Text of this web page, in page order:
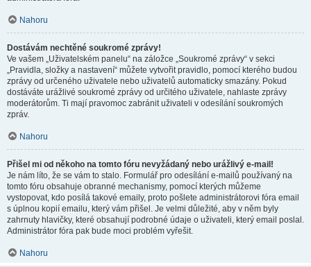
Nahoru
Dostávám nechtěné soukromé zprávy!
Ve vašem „Uživatelském panelu“ na záložce „Soukromé zprávy“ v sekci
„Pravidla, složky a nastavení“ můžete vytvořit pravidlo, pomocí kterého budou
zprávy od určeného uživatele nebo uživatelů automaticky smazány. Pokud
dostáváte urážlivé soukromé zprávy od určitého uživatele, nahlaste zprávy
moderátorům. Ti mají pravomoc zabránit uživateli v odesílání soukromých
zpráv.
Nahoru
Přišel mi od někoho na tomto fóru nevyžádaný nebo urážlivý e-mail!
Je nám líto, že se vám to stalo. Formulář pro odesílání e-mailů používaný na
tomto fóru obsahuje obranné mechanismy, pomocí kterých můžeme
vystopovat, kdo posílá takové emaily, proto pošlete administrátorovi fóra email
s úplnou kopií emailu, který vám přišel. Je velmi důležité, aby v něm byly
zahrnuty hlavičky, které obsahují podrobné údaje o uživateli, který email poslal.
Administrátor fóra pak bude moci problém vyřešit.
Nahoru